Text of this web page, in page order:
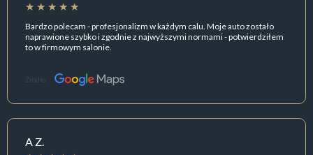
Bardzo polecam - profesjonalizm w każdym calu. Moje auto zostało
naprawione szybko i zgodnie z najwyższymi normami - potwierdziłem
to w firmowym salonie.
Źródło:
A Z.